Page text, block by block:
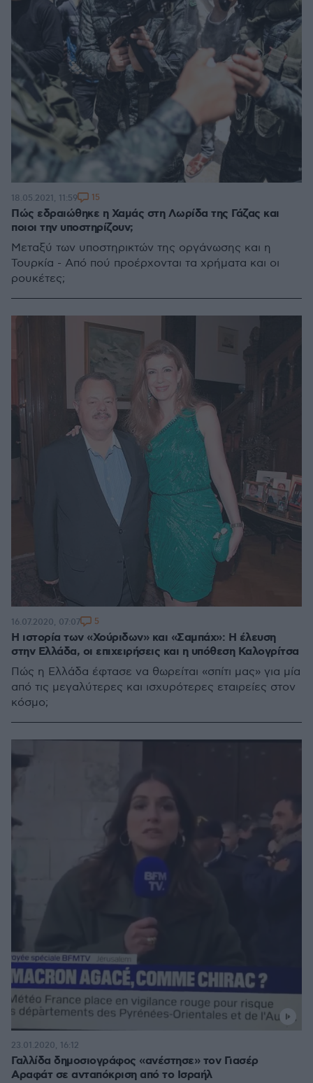
Πώς εδραιώθηκε η Χαμάς στη Λωρίδα της Γάζας και
ποιοι την υποστηρίζουν;
Μεταξύ των υποστηρικτών της οργάνωσης και η
Τουρκία - Από πού προέρχονται τα χρήματα και οι
ρουκέτες;
18.05.2021, 11:59 15
Η ιστορία των «Χούριδων» και «Σαμπάχ»: H έλευση
στην Ελλάδα, οι επιχειρήσεις και η υπόθεση Καλογρίτσα
Πώς η Ελλάδα έφτασε να θωρείται «σπίτι μας» για μία
από τις μεγαλύτερες και ισχυρότερες εταιρείες στον
κόσμο;
16.07.2020, 07:07 5
Γαλλίδα δημοσιογράφος «ανέστησε» τον Γιασέρ
Αραφάτ σε ανταπόκριση από το Ισραήλ
23.01.2020, 16:12